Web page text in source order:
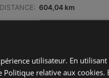
DISTANCE: 604,04 km
utilisateur. En
Politique relative aux cookies.